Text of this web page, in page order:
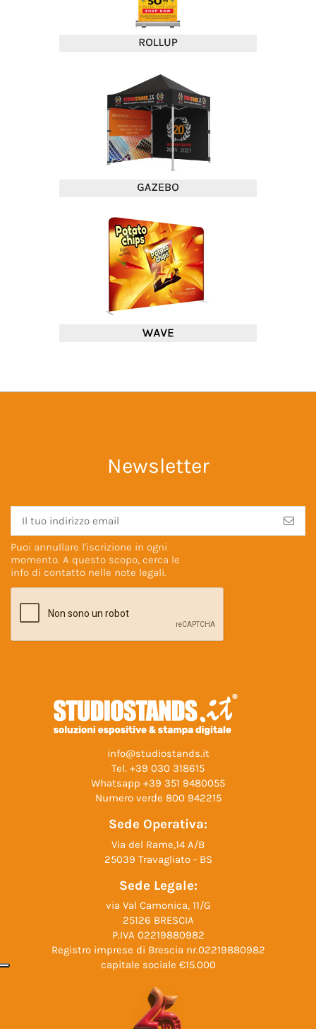
Newsletter
Puoi annullare l'iscrizione in ogni
momento. A questo scopo, cerca le
info di contatto nelle note legali.
info@studiostands.it
Tel. +39 030 318615
Whatsapp +39 351 9480055
Numero verde 800 942215
Sede Operativa:
Via del Rame,14 A/B
25039 Travagliato - BS
Sede Legale:
via Val Camonica, 11/G
25126 BRESCIA
P.IVA 02219880982
Registro imprese di Brescia nr.02219880982
capitale sociale €15.000